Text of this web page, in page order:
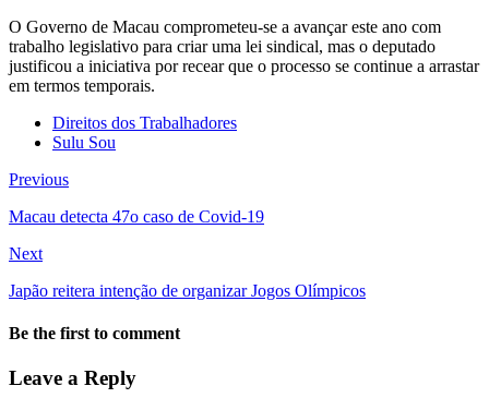
O Governo de Macau comprometeu-se a avançar este ano com
trabalho legislativo para criar uma lei sindical, mas o deputado
justificou a iniciativa por recear que o processo se continue a arrastar
em termos temporais.
Direitos dos Trabalhadores
Sulu Sou
Previous
Macau detecta 47o caso de Covid-19
Next
Japão reitera intenção de organizar Jogos Olímpicos
Be the first to comment
Leave a Reply